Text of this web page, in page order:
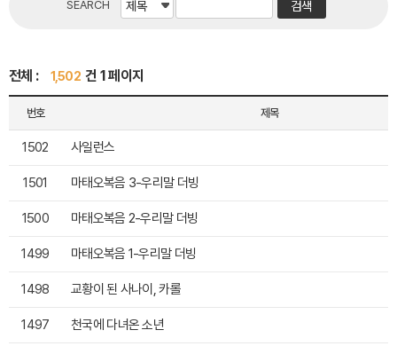
SEARCH
전체 : 1,502 건 1 페이지
번호 제목
1502 사일런스
1501 마태오복음 3-우리말 더빙
1500 마태오복음 2-우리말 더빙
1499 마태오복음 1-우리말 더빙
1498 교황이 된 사나이, 카롤
1497 천국에 다녀온 소년